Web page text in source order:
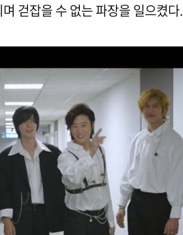
걷잡을 수 없는 파장을 일으켰다.